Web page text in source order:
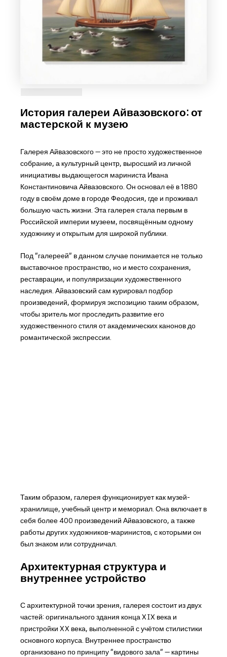
История галереи Айвазовского: от
мастерской к музею
Галерея Айвазовского — это не просто художественное
собрание, а культурный центр, выросший из личной
инициативы выдающегося мариниста Ивана
Константиновича Айвазовского. Он основал её в 1880
году в своём доме в городе Феодосия, где и проживал
большую часть жизни. Эта галерея стала первым в
Российской империи музеем, посвящённым одному
художнику и открытым для широкой публики.
Под "галереей" в данном случае понимается не только
выставочное пространство, но и место сохранения,
реставрации, и популяризации художественного
наследия. Айвазовский сам курировал подбор
произведений, формируя экспозицию таким образом,
чтобы зритель мог проследить развитие его
художественного стиля от академических канонов до
романтической экспрессии.
Таким образом, галерея функционирует как музей-
хранилище, учебный центр и мемориал. Она включает в
себя более 400 произведений Айвазовского, а также
работы других художников-маринистов, с которыми он
был знаком или сотрудничал.
Архитектурная структура и
внутреннее устройство
С архитектурной точки зрения, галерея состоит из двух
частей: оригинального здания конца XIX века и
пристройки XX века, выполненной с учётом стилистики
основного корпуса. Внутреннее пространство
организовано по принципу "видового зала" — картины